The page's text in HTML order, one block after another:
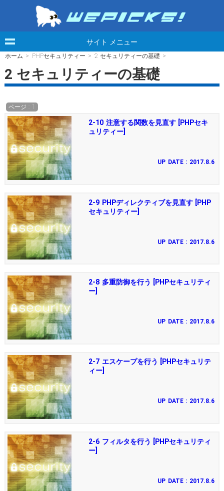
サイト メニュー
ホーム > PHPセキュリティー > 2 セキュリティーの基礎 >
2 セキュリティーの基礎
ページ : 1
2-10 注意する関数を見直す [PHPセキ
ュリティー]
UP DATE : 2017.8.6
2-9 PHPディレクティブを見直す [PHP
セキュリティー]
UP DATE : 2017.8.6
2-8 多重防御を行う [PHPセキュリティ
ー]
UP DATE : 2017.8.6
2-7 エスケープを行う [PHPセキュリテ
ィー]
UP DATE : 2017.8.6
2-6 フィルタを行う [PHPセキュリティ
ー]
UP DATE : 2017.8.6